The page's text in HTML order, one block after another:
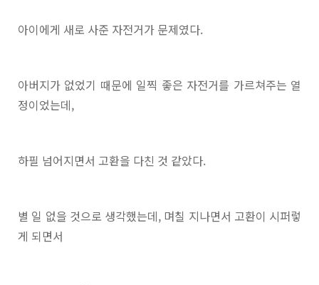
아이에게 새로 사준 자전거가 문제였다.
아버지가 없었기 때문에 일찍 좋은 자전거를 가르쳐주는 열
정이었는데,
하필 넘어지면서 고환을 다친 것 같았다.
별 일 없을 것으로 생각했는데, 며칠 지나면서 고환이 시퍼렇
게 되면서